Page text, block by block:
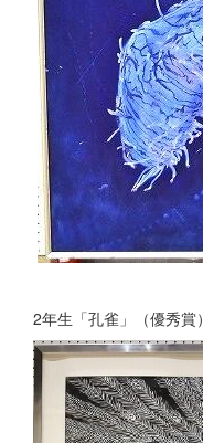
2年生「孔雀」（優秀賞）